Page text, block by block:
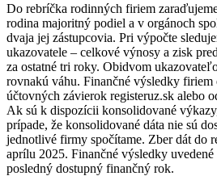
Do rebríčka rodinných firiem
rodina majoritný podiel a v orgánoch
dvaja jej zástupcovia. Pri výpočte
ukazovatele – celkové výnosy a zisk
za ostatné tri roky. Obidvom
rovnakú váhu. Finančné výsledky firiem
účtovných závierok registeruz.sk alebo
Ak sú k dispozícii konsolidované
prípade, že konsolidované dáta nie sú
jednotlivé firmy spočítame. Zber dát do
aprílu 2025. Finančné výsledky
posledný dostupný finančný rok.